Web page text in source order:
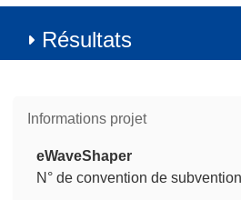
Résultats
Informations projet
eWaveShaper
N° de convention de